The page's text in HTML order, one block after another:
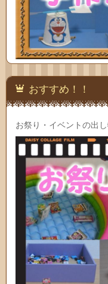
おすすめ！！
お祭り・イベントの出